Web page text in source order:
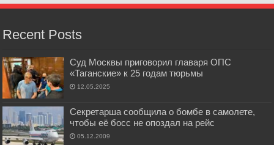
Recent Posts
Суд Москвы приговорил главаря ОПС
«Таганские» к 25 годам тюрьмы
12.05.2025
Секретарша сообщила о бомбе в самолете,
чтобы её босс не опоздал на рейс
05.12.2009